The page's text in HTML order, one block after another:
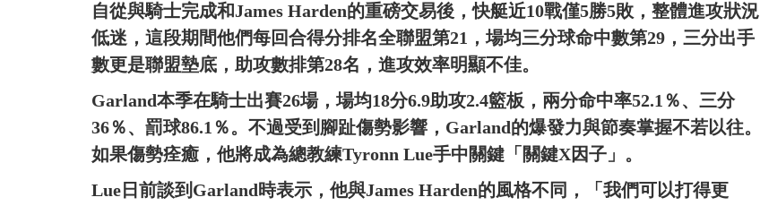
自從與騎士完成和James Harden的重磅交易後，快艇近10戰僅5勝5敗，整體進攻狀況
低迷，這段期間他們每回合得分排名全聯盟第21，場均三分球命中數第29，三分出手
數更是聯盟墊底，助攻數排第28名，進攻效率明顯不佳。
Garland本季在騎士出賽26場，場均18分6.9助攻2.4籃板，兩分命中率52.1％、三分
36％、罰球86.1％。不過受到腳趾傷勢影響，Garland的爆發力與節奏掌握不若以往。
如果傷勢痊癒，他將成為總教練Tyronn Lue手中關鍵「關鍵X因子」。
Lue日前談到Garland時表示，他與James Harden的風格不同，「我們可以打得更